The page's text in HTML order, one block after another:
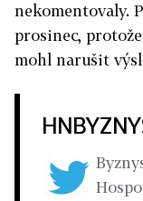
nekomentovaly.
prosinec,
mohl narušit